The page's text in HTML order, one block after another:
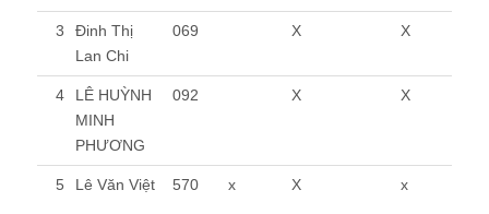
3
Đinh Thị
Lan Chi
069 X X
4
LÊ HUỲNH
MINH
PHƯƠNG
092 X X
5 Lê Văn Việt 570 x X x